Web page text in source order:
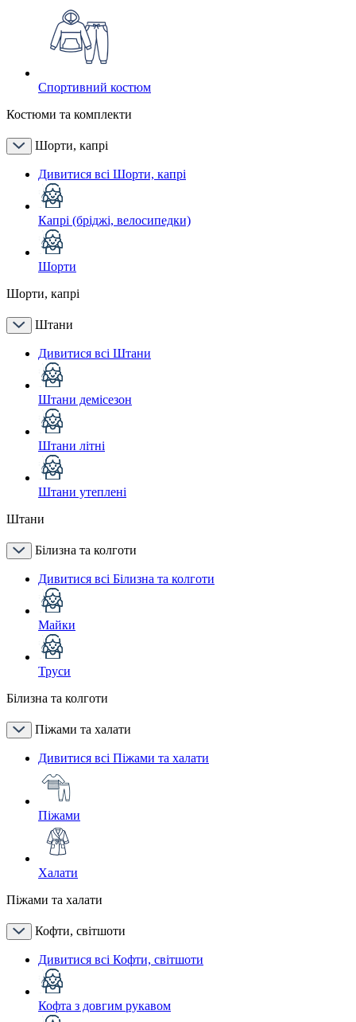
Спортивний костюм
Костюми та комплекти
Шорти, капрі
Дивитися всі Шорти, капрі
Капрі (бріджі, велосипедки)
Шорти
Шорти, капрі
Штани
Дивитися всі Штани
Штани демісезон
Штани літні
Штани утеплені
Штани
Білизна та колготи
Дивитися всі Білизна та колготи
Майки
Труси
Білизна та колготи
Піжами та халати
Дивитися всі Піжами та халати
Піжами
Халати
Піжами та халати
Кофти, світшоти
Дивитися всі Кофти, світшоти
Кофта з довгим рукавом